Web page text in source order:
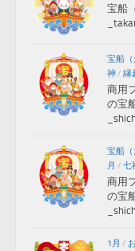
宝船
宝船（
神/ 縁
商用
の宝
宝船（
月 / 七
商用
の宝
1月 /